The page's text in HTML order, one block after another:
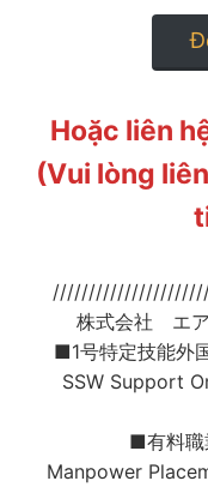
Hoặc liên
(Vui lòng
株式会社 エア
■1号特定技能外
SSW Support
■有料
Manpower